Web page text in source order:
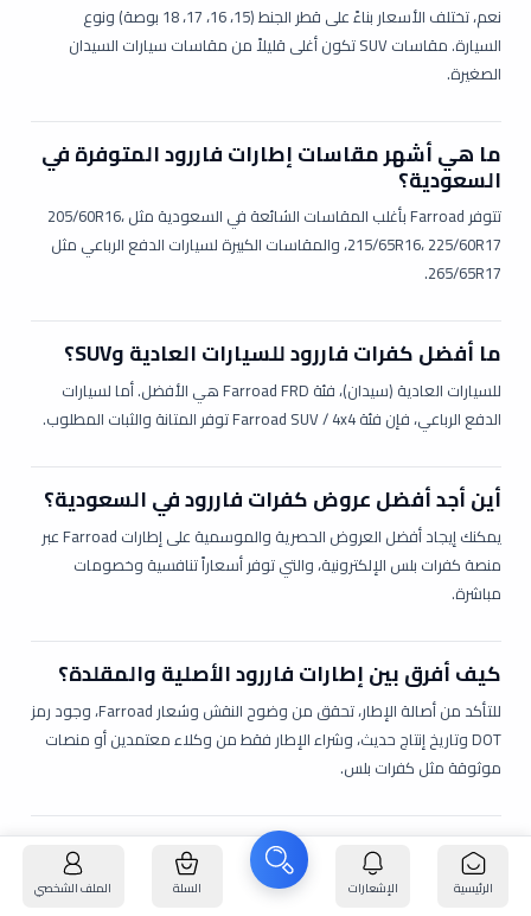
نعم، تختلف الأسعار بناءً على قطر الجنط (15، 16، 17، 18 بوصة) ونوع
السيارة. مقاسات SUV تكون أغلى قليلاً من مقاسات سيارات السيدان
الصغيرة.
ما هي أشهر مقاسات إطارات فاررود المتوفرة في
السعودية؟
تتوفر Farroad بأغلب المقاسات الشائعة في السعودية مثل 205/60R16،
215/65R16، 225/60R17، والمقاسات الكبيرة لسيارات الدفع الرباعي مثل
265/65R17.
ما أفضل كفرات فاررود للسيارات العادية وSUV؟
للسيارات العادية (سيدان)، فئة Farroad FRD هي الأفضل. أما لسيارات
الدفع الرباعي، فإن فئة Farroad SUV / 4x4 توفر المتانة والثبات المطلوب.
أين أجد أفضل عروض كفرات فاررود في السعودية؟
يمكنك إيجاد أفضل العروض الحصرية والموسمية على إطارات Farroad عبر
منصة كفرات بلس الإلكترونية، والتي توفر أسعاراً تنافسية وخصومات
مباشرة.
كيف أفرق بين إطارات فاررود الأصلية والمقلدة؟
للتأكد من أصالة الإطار، تحقق من وضوح النقش وشعار Farroad، وجود رمز
DOT وتاريخ إنتاج حديث، وشراء الإطار فقط من وكلاء معتمدين أو منصات
موثوقة مثل كفرات بلس.
هل توفر كفرات فاررود تقنية تقليل استهلاك
الوقود؟
الرئيسية الإشعارات السلة الملف الشخصي